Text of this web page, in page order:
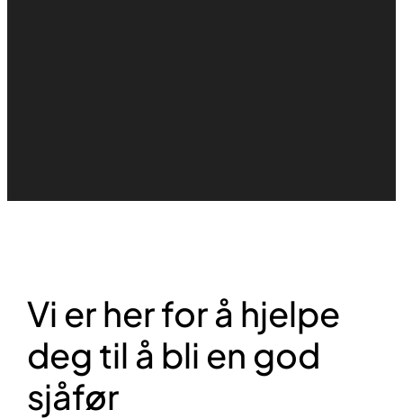
Vi er her for å hjelpe
deg til å bli en god
sjåfør